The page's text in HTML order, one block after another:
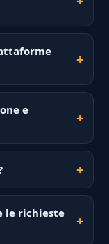
e
le richieste